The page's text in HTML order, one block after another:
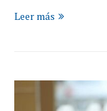
Leer más